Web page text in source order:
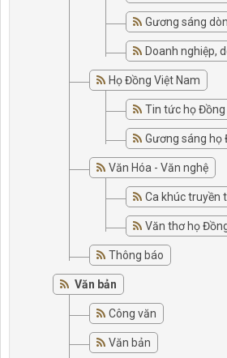
Gương sáng
Doanh nghiệp,
Họ Đồng Việt Nam
Tin tức họ Đồng
Gương sáng họ
Văn Hóa - Văn nghệ
Ca khúc truyền
Văn thơ họ
Thông báo
Văn bản
Công văn
Văn bản